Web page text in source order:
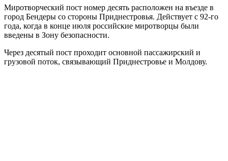
Миротворческий пост номер десять расположен на въезде в
город Бендеры со стороны Приднестровья. Действует с 92-го
года, когда в конце июля российские миротворцы были
введены в Зону безопасности.
Через десятый пост проходит основной пассажирский и
грузовой поток, связывающий Приднестровье и Молдову.